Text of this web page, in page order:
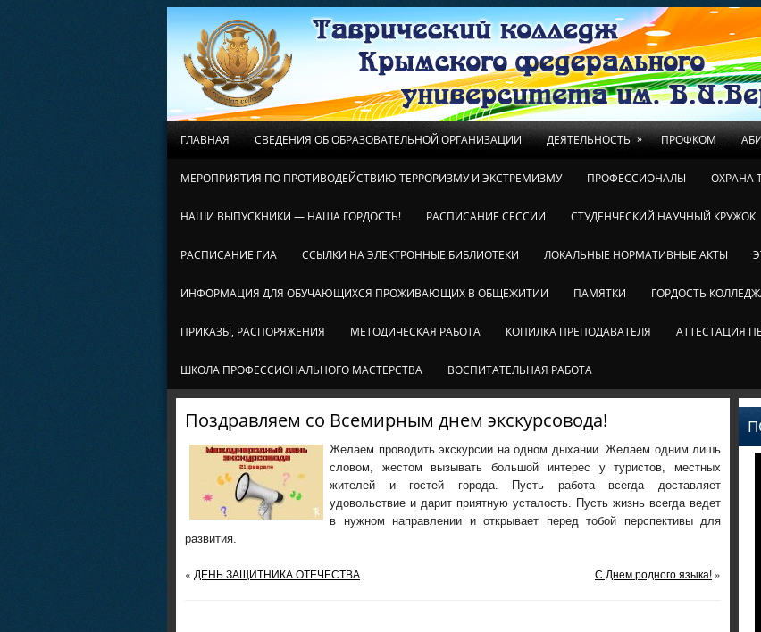
ГЛАВНАЯ СВЕДЕНИЯ ОБ ОБРАЗОВАТЕЛЬНОЙ ОРГАНИЗАЦИИ ДЕЯТЕЛЬНОСТЬ » ПРОФКОМ
МЕРОПРИЯТИЯ ПО ПРОТИВОДЕЙСТВИЮ ТЕРРОРИЗМУ И ЭКСТРЕМИЗМУ ПРОФЕССИОНАЛЫ ОХРАНА
НАШИ ВЫПУСКНИКИ — НАША ГОРДОСТЬ! РАСПИСАНИЕ СЕССИИ СТУДЕНЧЕСКИЙ НАУЧНЫЙ КРУЖОК
РАСПИСАНИЕ ГИА ССЫЛКИ НА ЭЛЕКТРОННЫЕ БИБЛИОТЕКИ ЛОКАЛЬНЫЕ НОРМАТИВНЫЕ АКТЫ
ИНФОРМАЦИЯ ДЛЯ ОБУЧАЮЩИХСЯ ПРОЖИВАЮЩИХ В ОБЩЕЖИТИИ ПАМЯТКИ ГОРДОСТЬ
ПРИКАЗЫ, РАСПОРЯЖЕНИЯ МЕТОДИЧЕСКАЯ РАБОТА КОПИЛКА ПРЕПОДАВАТЕЛЯ АТТЕСТАЦИЯ
ШКОЛА ПРОФЕССИОНАЛЬНОГО МАСТЕРСТВА ВОСПИТАТЕЛЬНАЯ РАБОТА
Поздравляем со Всемирным днем экскурсовода!
Желаем проводить экскурсии на одном дыхании. Желаем одним лишь
словом, жестом вызывать большой интерес у туристов, местных
жителей и гостей города. Пусть работа всегда доставляет
удовольствие и дарит приятную усталость. Пусть жизнь всегда ведет
в нужном направлении и открывает перед тобой перспективы для
развития.
« ДЕНЬ ЗАЩИТНИКА ОТЕЧЕСТВА С Днем родного языка! »